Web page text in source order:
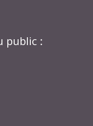
public :